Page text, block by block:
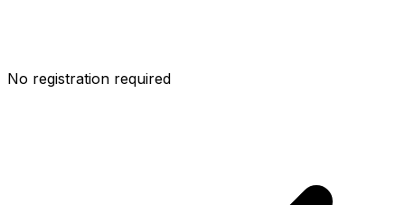
No registration required